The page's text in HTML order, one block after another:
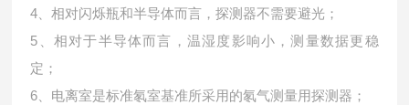
4、相对闪烁瓶和半导体而言，探测器不需要避光；
5、相对于半导体而言，温湿度影响小，测量数据更稳
定；
6、电离室是标准氡室基准所采用的氡气测量用探测器；